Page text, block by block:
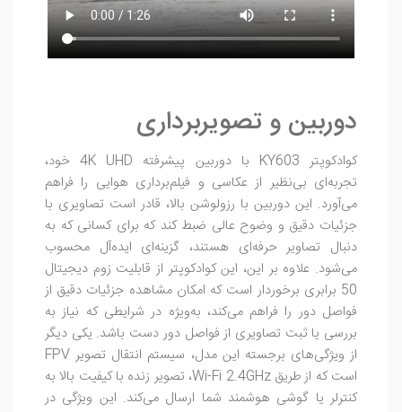
دوربین و تصویربرداری
کوادکوپتر KY603 با دوربین پیشرفته 4K UHD خود،
تجربه‌ای بی‌نظیر از عکاسی و فیلم‌برداری هوایی را فراهم
می‌آورد. این دوربین با رزولوشن بالا، قادر است تصاویری با
جزئیات دقیق و وضوح عالی ضبط کند که برای کسانی که به
دنبال تصاویر حرفه‌ای هستند، گزینه‌ای ایده‌آل محسوب
می‌شود. علاوه بر این، این کوادکوپتر از قابلیت زوم دیجیتال
50 برابری برخوردار است که امکان مشاهده جزئیات دقیق از
فواصل دور را فراهم می‌کند، به‌ویژه در شرایطی که نیاز به
بررسی یا ثبت تصاویری از فواصل دور دست باشد. یکی دیگر
از ویژگی‌های برجسته این مدل، سیستم انتقال تصویر FPV
است که از طریق Wi-Fi 2.4GHz، تصویر زنده با کیفیت بالا به
کنترلر یا گوشی هوشمند شما ارسال می‌کند. این ویژگی در